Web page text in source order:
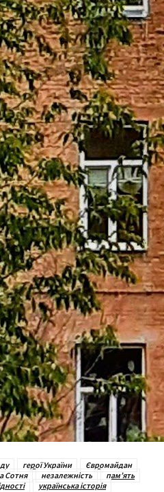
герої України
Євромайдан
Сотня незалежність
пам’ять
українська історія